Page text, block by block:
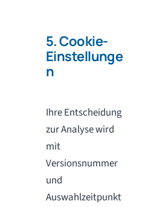
5. Cookie-
Einstellunge
n
Ihre Entscheidung
zur Analyse wird
mit
Versionsnummer
und
Auswahlzeitpunkt